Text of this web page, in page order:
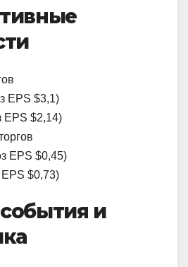
EPS $3,1)
EPS $2,14)
EPS $0,45)
EPS $0,73)
и